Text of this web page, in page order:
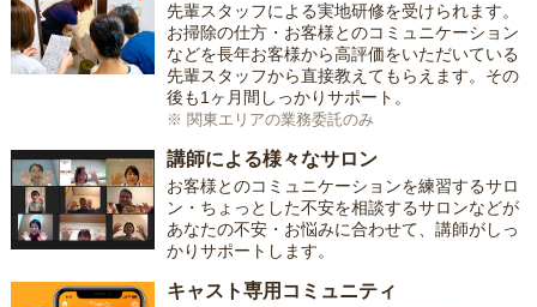
先輩スタッフによる実地研修を受けられます。
お掃除の仕方・お客様とのコミュニケーション
などを長年お客様から高評価をいただいている
先輩スタッフから直接教えてもらえます。その
後も1ヶ月間しっかりサポート。
※ 関東エリアの業務委託のみ
講師による様々なサロン
お客様とのコミュニケーションを練習するサロ
ン・ちょっとした不安を相談するサロンなどが
あなたの不安・お悩みに合わせて、講師がしっ
かりサポートします。
キャスト専用コミュニティ